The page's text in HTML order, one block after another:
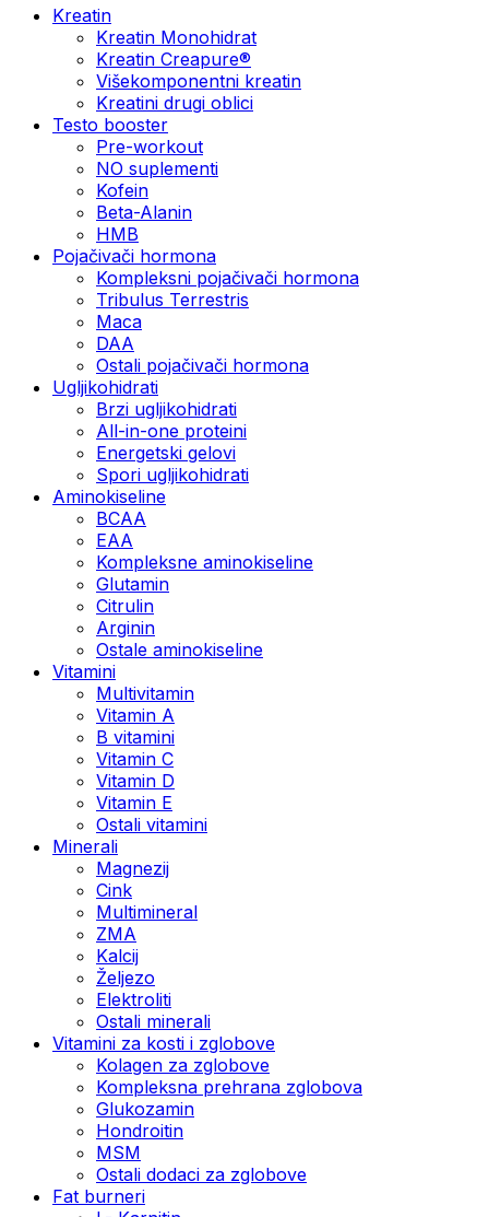
Kreatin
Kreatin Monohidrat
Kreatin Creapure®
Višekomponentni kreatin
Kreatini drugi oblici
Testo booster
Pre-workout
NO suplementi
Kofein
Beta-Alanin
HMB
Pojačivači hormona
Kompleksni pojačivači hormona
Tribulus Terrestris
Maca
DAA
Ostali pojačivači hormona
Ugljikohidrati
Brzi ugljikohidrati
All-in-one proteini
Energetski gelovi
Spori ugljikohidrati
Aminokiseline
BCAA
EAA
Kompleksne aminokiseline
Glutamin
Citrulin
Arginin
Ostale aminokiseline
Vitamini
Multivitamin
Vitamin A
B vitamini
Vitamin C
Vitamin D
Vitamin E
Ostali vitamini
Minerali
Magnezij
Cink
Multimineral
ZMA
Kalcij
Željezo
Elektroliti
Ostali minerali
Vitamini za kosti i zglobove
Kolagen za zglobove
Kompleksna prehrana zglobova
Glukozamin
Hondroitin
MSM
Ostali dodaci za zglobove
Fat burneri